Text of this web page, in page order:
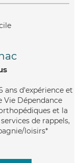
ans d'expérience et
Vie Dépendance
et la
de rappels,
loisirs*